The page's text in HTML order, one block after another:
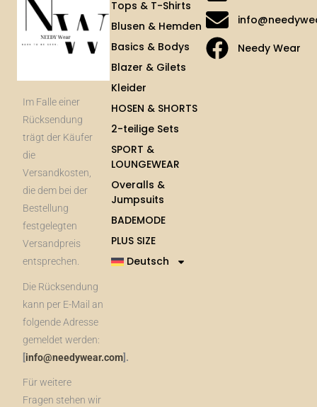
Im Falle einer
Rücksendung
trägt der Käufer
die
Versandkosten,
die dem bei der
Bestellung
festgelegten
Versandpreis
entsprechen.
Die Rücksendung
kann per E-Mail an
folgende Adresse
gemeldet werden:
[info@needywear.com].
Für weitere
Fragen stehen wir
Needy Wear
Tops & T-Shirts
Blusen & Hemden
Basics & Bodys
Blazer & Gilets
Kleider
HOSEN & SHORTS
2-teilige Sets
SPORT &
LOUNGEWEAR
Overalls &
Jumpsuits
BADEMODE
PLUS SIZE
Deutsch